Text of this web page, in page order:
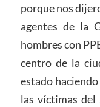
porque nos
agentes de la
hombres con
centro de la
estado
las víctimas